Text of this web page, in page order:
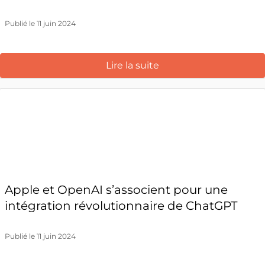
Publié le 11 juin 2024
Lire la suite
Apple et OpenAI s’associent pour une
intégration révolutionnaire de ChatGPT
Publié le 11 juin 2024